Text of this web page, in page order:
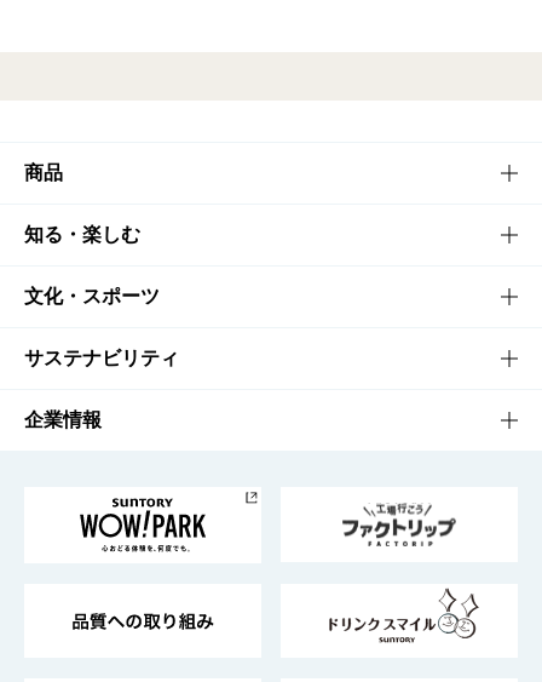
商品
商品TOP
商品一覧
商品発売情報
栄養成分一覧
知る・楽しむ
知る・楽しむTOP
キャンペーン
工場見学
地域情報
文化・スポーツ
文化・スポーツTOP
サントリーホール
サントリーサンバーズ大阪
サステナビリティ
サステナビリティTOP
サントリーが考えるサステナビリティ経営
企業情報
企業概要